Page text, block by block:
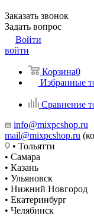
Заказать звонок
Задать вопрос
Войти
войти
Корзина0
Избранные
Сравнение
info@mixpcshop.ru
mail@mixpcshop.ru
• Тольятти
• Самара
• Казань
• Ульяновск
• Нижний Новгород
• Екатеринбург
• Челябинск